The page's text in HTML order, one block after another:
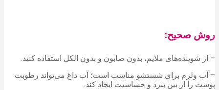
روش صحیح:
– از شوینده‌های ملایم، بدون صابون و بدون الکل استفاده کنید.
– آب ولرم برای شستشو مناسب است؛ آب داغ می‌تواند رطوبت
پوست را از بین ببرد و حساسیت ایجاد کند.